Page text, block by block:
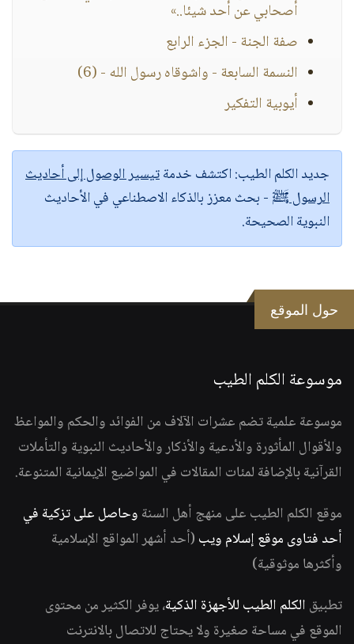
أصحابي عن أحد شيئا..»
صفة الجنة - الجزء الرابع
النسمة السابعة - واشوقاه رسول الله - (6)
أيوبية التفكير
جديد الكلم الطيب:اكتشف خدمةتيسير الوصول إلى أحاديث
الرسول ﷺ - بحث معزز بالذكاء الاصطناعي في الأحاديث
النبوية الصحيحة.
حول الموقع
موسوعة الكلم الطيب
موسوعة علمية تضم عشرات الآلاف من الفوائد والحكم والمواعظ
والأقوال المأثورة والأدعية والأذكار والأحاديث النبوية والتأملات
القرآنية بالإضافة لمئات المقالات في المواضيع الإيمانية المتنوعة.
موقع الكلم الطيب على منهج أهل السنة وحاصل على تزكية في
أحد فتاوى موقع إسلام ويب (أحد أشهر المواقع الإسلامية
وأكثرها موثوقية)
تطبيق الكلم الطيب للأجهزة الذكية، يوفر الكثير من محتوى
الموقع في مساحة صغيرة ولا يحتاج للاتصال بالانترنت